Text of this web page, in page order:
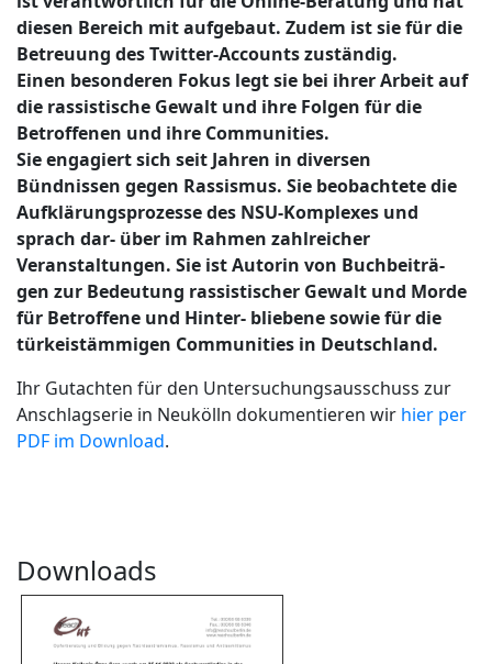
diesen Bereich mit aufgebaut. Zudem ist sie für die
Betreuung des Twitter-Accounts zuständig.
Einen besonderen Fokus legt sie bei ihrer Arbeit auf
die rassistische Gewalt und ihre Folgen für die
Betroffenen und ihre Communities.
Sie engagiert sich seit Jahren in diversen
Bündnissen gegen Rassismus. Sie beobachtete die
Aufklärungsprozesse des NSU-Komplexes und
sprach dar- über im Rahmen zahlreicher
Veranstaltungen. Sie ist Autorin von Buchbeiträ-
gen zur Bedeutung rassistischer Gewalt und Morde
für Betroffene und Hinter- bliebene sowie für die
türkeistämmigen Communities in Deutschland.
Ihr Gutachten für den Untersuchungsausschuss zur
Anschlagserie in Neukölln dokumentieren wir hier per
PDF im Download.
Downloads